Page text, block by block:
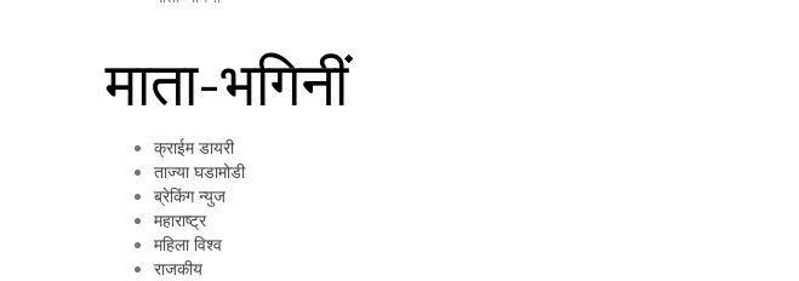
माता-भगिनीं
क्राईम डायरी
ताज्या घडामोडी
ब्रेकिंग न्युज
महाराष्ट्र
महिला विश्व
राजकीय